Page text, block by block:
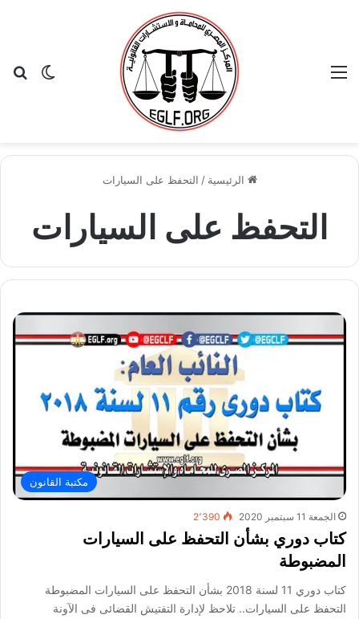
الوضع القائمة
الرئيسية / التحفظ على السيارات
التحفظ على السيارات
مكتبة القانون
الجمعة 11 سبتمبر 2020 2٬390
كتاب دوري بشأن التحفظ على السيارات
المضبوطة
كتاب دوري 11 لسنة 2018 بشأن التحفظ على السيارات المضبوطة
التحفظ على السيارات.. تلاحظ لإدارة التفتيش القضائى فى الآونة